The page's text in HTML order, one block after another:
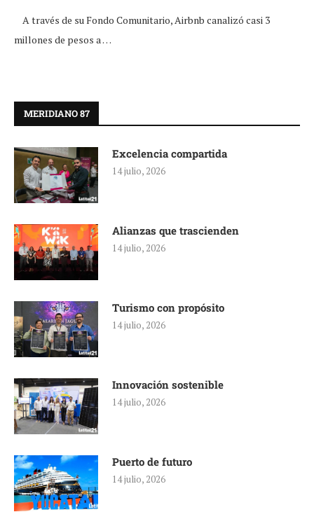
A través de su Fondo Comunitario, Airbnb canalizó casi 3
millones de pesos a …
MERIDIANO 87
Excelencia compartida
14 julio, 2026
Alianzas que trascienden
14 julio, 2026
Turismo con propósito
14 julio, 2026
Innovación sostenible
14 julio, 2026
Puerto de futuro
14 julio, 2026